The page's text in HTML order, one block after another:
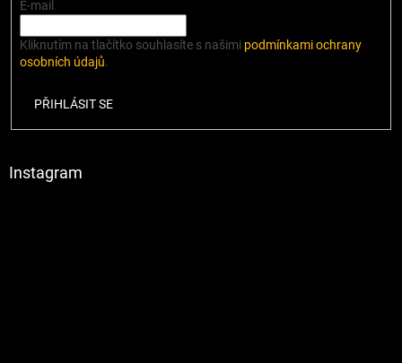
E-mail
Kliknutím na tlačítko souhlasíte s našimi podmínkami ochrany
osobních údajů.
PŘIHLÁSIT SE
Instagram